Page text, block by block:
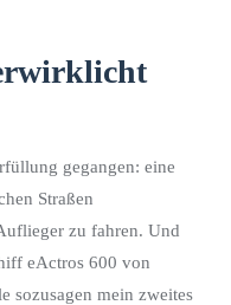
gegangen: eine
Straßen
zu fahren. Und
eActros 600 von
sozusagen mein zweites